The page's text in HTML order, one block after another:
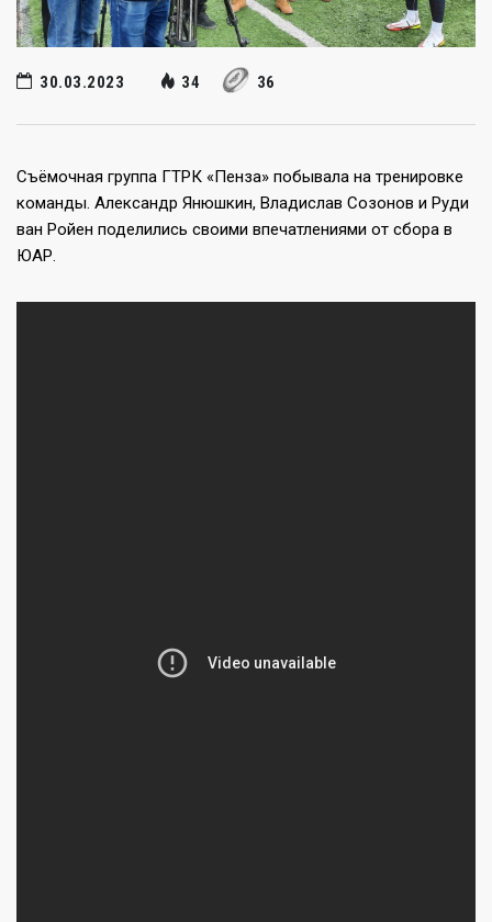
30.03.2023 34 36
Съёмочная группа ГТРК «Пенза» побывала на тренировке
команды. Александр Янюшкин, Владислав Созонов и Руди
ван Ройен поделились своими впечатлениями от сбора в
ЮАР.